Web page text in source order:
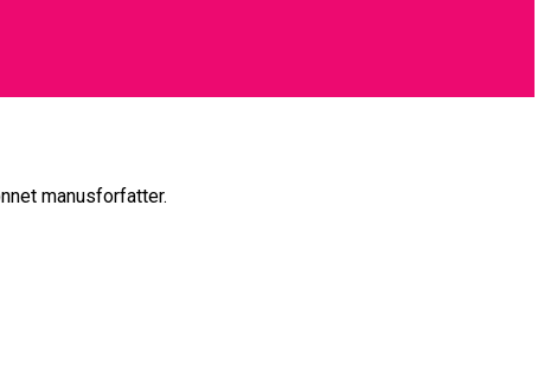
manusforfatter.